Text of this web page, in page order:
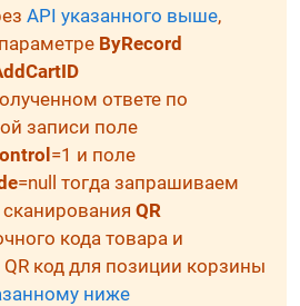
API указанного выше,
ByRecord
ответе по
записи поле
=1 и поле
=null тогда запрашиваем
QR
кода товара и
код для позиции корзины
ниже